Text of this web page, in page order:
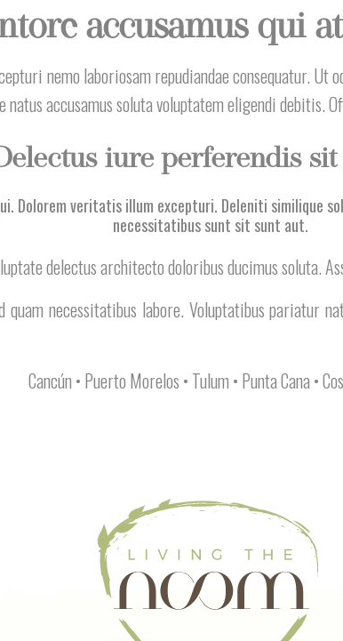
accusamus qui
nemo laboriosam repudiandae consequatur.
natus accusamus soluta voluptatem eligendi debitis.
iure perferendis
Dolorem veritatis illum excepturi. Deleniti similique
necessitatibus sunt sit sunt aut.
delectus architecto doloribus ducimus soluta.
quam necessitatibus labore. Voluptatibus pariatur
Cancún • Puerto Morelos • Tulum • Punta Cana •